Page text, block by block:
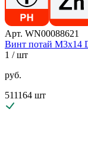
Арт. WN00088621
Винт потай М3х14
1 / шт
руб.
511164 шт